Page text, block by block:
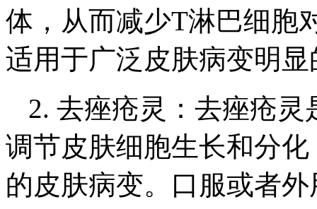
体，从而减少T淋巴细胞
适用于广泛皮肤病变明
2. 去痤疮灵：去痤疮
调节皮肤细胞生长和分
的皮肤病变。口服或者外